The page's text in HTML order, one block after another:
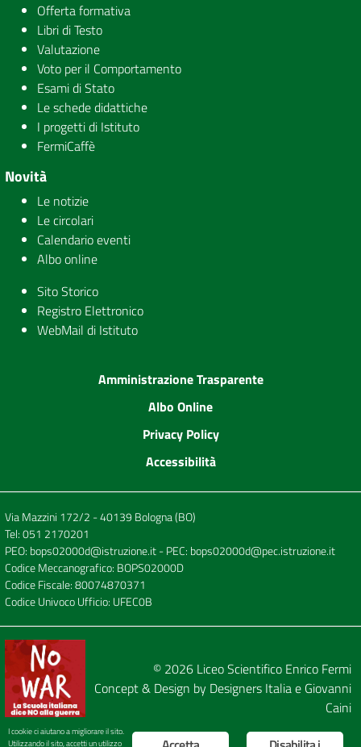
Offerta formativa
Libri di Testo
Valutazione
Voto per il Comportamento
Esami di Stato
Le schede didattiche
I progetti di Istituto
FermiCaffè
Novità
Le notizie
Le circolari
Calendario eventi
Albo online
Sito Storico
Registro Elettronico
WebMail di Istituto
Amministrazione Trasparente
Albo Online
Privacy Policy
Accessibilità
Via Mazzini 172/2 - 40139 Bologna (BO)
Tel:051 2170201
PEO: bops02000d@istruzione.it- PEC: bops02000d@pec.istruzione.it
Codice Meccanografico: BOPS02000D
Codice Fiscale: 80074870371
Codice Univoco Ufficio: UFEC0B
© 2026 Liceo Scientifico Enrico Fermi
Concept & Design by Designers Italiae Giovanni
Caini
I cookie ci aiutano a migliorare il sito.
Utilizzando il sito, accetti un utilizzo